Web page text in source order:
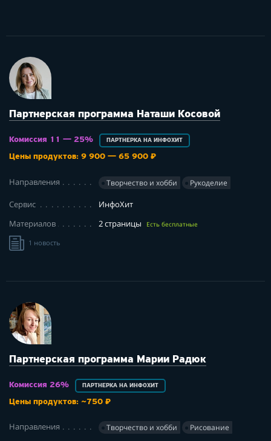
Партнерская программа Наташи Косовой
Комиссия 11 — 25% ПАРТНЕРКА НА ИНФОХИТ
Цены продуктов: 9 900 — 65 900 ₽
Направления Творчество и хобби Рукоделие
Сервис
ИнфоХит
Материалов
2 страницы Есть бесплатные
1 новость
Партнерская программа Марии Радюк
Комиссия 26% ПАРТНЕРКА НА ИНФОХИТ
Цены продуктов: ~750 ₽
Направления Творчество и хобби Рисование